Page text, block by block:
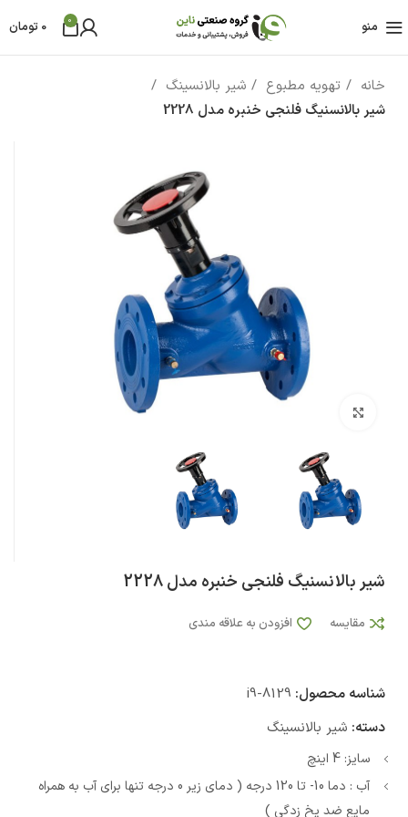
منو 0
0 تومان
خانه تهویه مطبوع
شیر بالانسینگ
شیر بالانسنیگ فلنجی خنبره مدل 2228
شیر بالانسنیگ فلنجی خنبره مدل 2228
مقایسه افزودن به علاقه مندی
شناسه محصول: i9-8129
دسته: شیر بالانسینگ
سایز: 4 اینچ
آب : دما 10- تا 120 درجه ( دمای زیر 0 درجه تنها برای آب به همراه
مایع ضد یخ زدگی )